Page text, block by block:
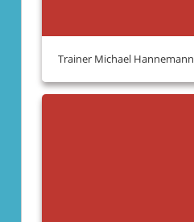
Trainer Michael Hannemann